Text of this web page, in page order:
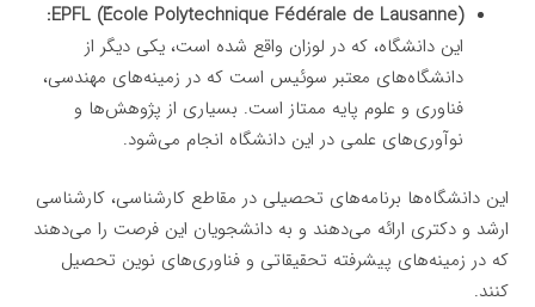
EPFL (École Polytechnique Fédérale de Lausanne):
این دانشگاه، که در لوزان واقع شده است، یکی دیگر از
دانشگاه‌های معتبر سوئیس است که در زمینه‌های مهندسی،
فناوری و علوم پایه ممتاز است. بسیاری از پژوهش‌ها و
نوآوری‌های علمی در این دانشگاه انجام می‌شود.
این دانشگاه‌ها برنامه‌های تحصیلی در مقاطع کارشناسی، کارشناسی
ارشد و دکتری ارائه می‌دهند و به دانشجویان این فرصت را می‌دهند
که در زمینه‌های پیشرفته تحقیقاتی و فناوری‌های نوین تحصیل
کنند.